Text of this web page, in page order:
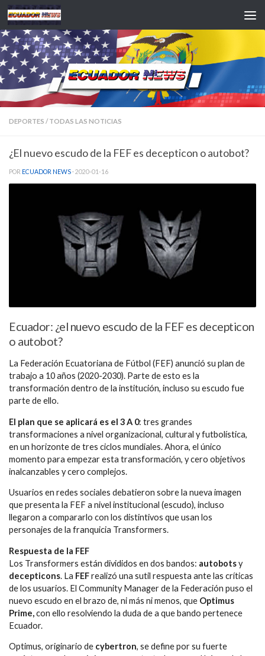
Saltar al contenido
DEPORTES / TODAS LAS NOTICIAS
¿El nuevo escudo de la FEF es decepticon o autobot?
POR ECUADOR NEWS · 2020-01-16
Ecuador: ¿el nuevo escudo de la FEF es decepticon
o autobot?
La Federación Ecuatoriana de Fútbol (FEF) anunció su plan de
trabajo a 10 años (2020-2030). Parte de esto es la
transformación dentro de la institución, incluso su escudo fue
parte de ello.
El plan que se aplicará es el 3 A 0: tres grandes
transformaciones a nivel organizacional, cultural y futbolística,
en un horizonte de tres ciclos mundiales. Ahora, el único
momento para empezar esta transformación, y cero objetivos
inalcanzables y cero complejos.
Usuarios en redes sociales debatieron sobre la nueva imagen
que presenta la FEF a nivel institucional (escudo), incluso
llegaron a compararlo con los distintivos que usan los
personajes de la franquicia Transformers.
Respuesta de la FEF
Los Transformers están divididos en dos bandos: autobotsy
decepticons. La FEFrealizó una sutil respuesta ante las críticas
de los usuarios. El Community Manager de la Federación puso el
nuevo escudo en el brazo de, ni más ni menos, que Optimus
Prime,con ello resolviendo la duda de a que bando pertenece
Ecuador.
Optimus, originario de cybertron, se define por su fuerte